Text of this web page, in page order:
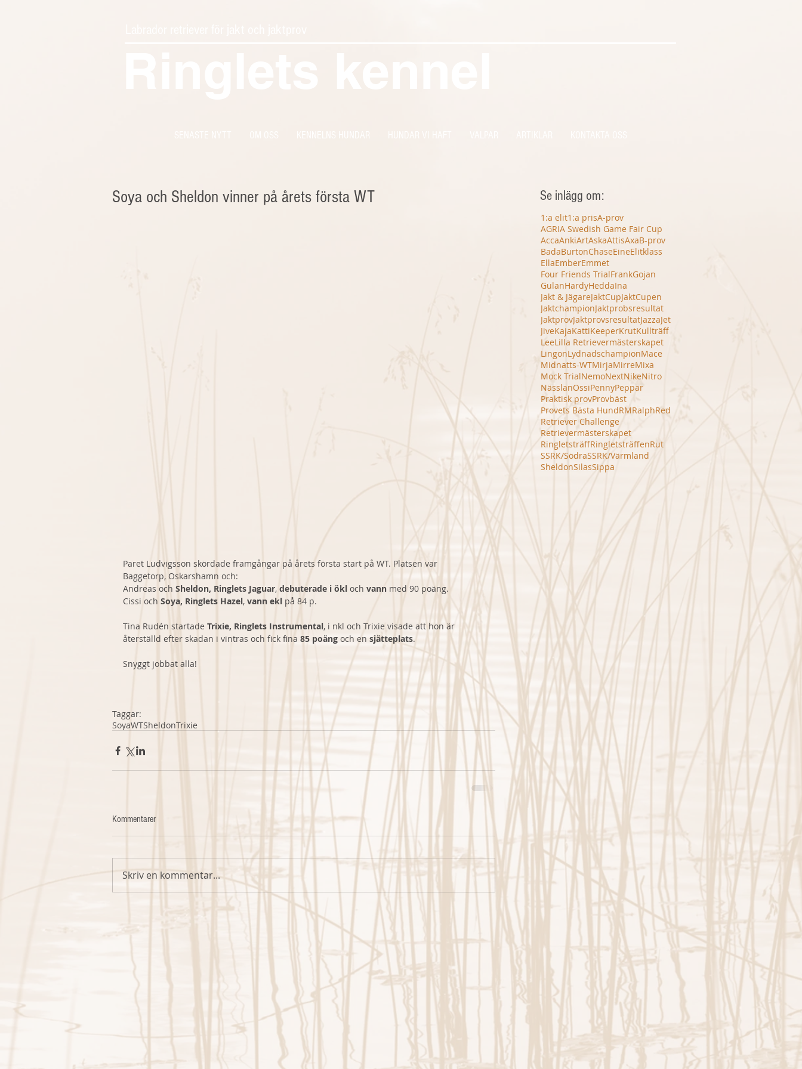
Soya och Sheldon vinner på årets första WT
Paret Ludvigsson skördade framgångar på årets första start på WT. Platsen var
Baggetorp, Oskarshamn och:
Andreas och Sheldon, Ringlets Jaguar, debuterade i ökl och vann med 90 poäng.
Cissi och Soya, Ringlets Hazel, vann ekl på 84 p.
Tina Rudén startade Trixie, Ringlets Instrumental, i nkl och Trixie visade att hon är
återställd efter skadan i vintras och fick fina 85 poäng och en sjätteplats.
Snyggt jobbat alla!
Taggar:
SoyaWTSheldonTrixie
Kommentarer
Skriv en kommentar...
Se inlägg om:
1:a elit1:a prisA-prov
AGRIA Swedish Game Fair Cup
AccaAnkiArtAskaAttisAxaB-prov
BadaBurtonChaseEineElitklass
EllaEmberEmmet
Four Friends TrialFrankGojan
GulanHardyHeddaIna
Jakt & JägareJaktCupJaktCupen
JaktchampionJaktprobsresultat
JaktprovJaktprovsresultatJazzaJet
JiveKajaKattiKeeperKrutKullträff
LeeLilla Retrievermästerskapet
LingonLydnadschampionMace
Midnatts-WTMirjaMirreMixa
Mock TrialNemoNextNikeNitro
NässlanOssiPennyPeppar
Praktisk provProvbäst
Provets Bästa HundRMRalphRed
Retriever Challenge
Retrievermästerskapet
RingletsträffRingletsträffenRut
SSRK/SödraSSRK/Värmland
SheldonSilasSippa